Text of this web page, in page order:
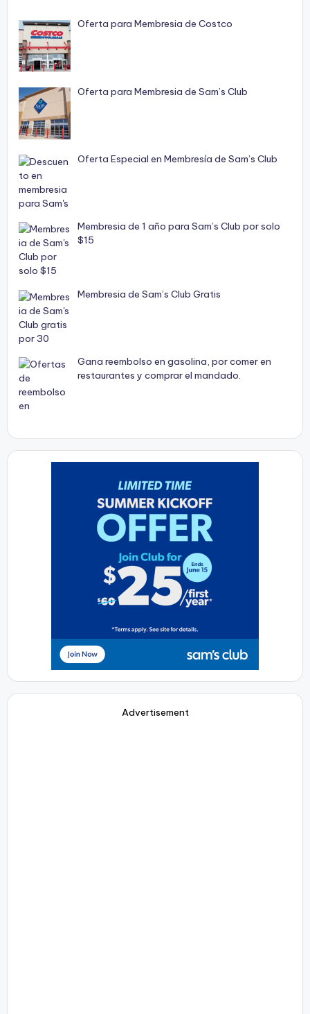
Oferta para Membresia de Costco
Oferta para Membresia de Sam’s Club
Oferta Especial en Membresía de Sam’s Club
Membresia de 1 año para Sam’s Club por solo
$15
Membresia de Sam’s Club Gratis
Gana reembolso en gasolina, por comer en
restaurantes y comprar el mandado.
Advertisement